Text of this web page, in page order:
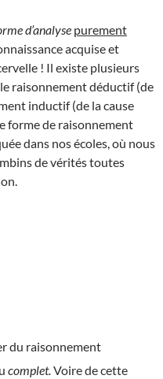
d’analyse purement
acquise et
! Il existe plusieurs
raisonnement déductif (de
inductif (de la cause
forme de raisonnement
dans nos écoles, où nous
de vérités toutes
du raisonnement
complet. Voire de cette